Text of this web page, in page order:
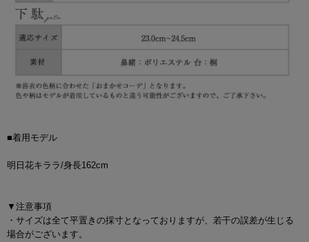
■着用モデル
明日花キララ/身長162cm
▼注意事項
・サイズは全て平置きの採寸となっておりますが、若干の誤差が生じる
場合がございます。